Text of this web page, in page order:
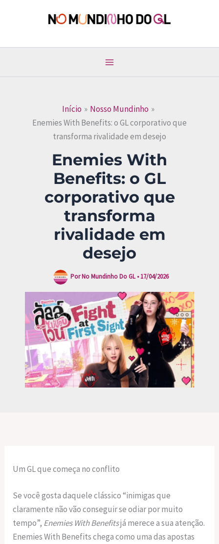
conteúdo
Início
Nosso Mundinho
Enemies With Benefits: o GL corporativo que
transforma rivalidade em desejo
Enemies With
Benefits: o GL
corporativo que
transforma
rivalidade em
desejo
PorNo Mundinho Do GL•17/04/2026
Um GL que começa no conflito
Se você gosta daquele clássico “inimigas que
claramente não vão conseguir se odiar por muito
tempo”, Enemies With Benefitsjá merece a sua atenção.
Enemies With Benefits chega como uma das apostas